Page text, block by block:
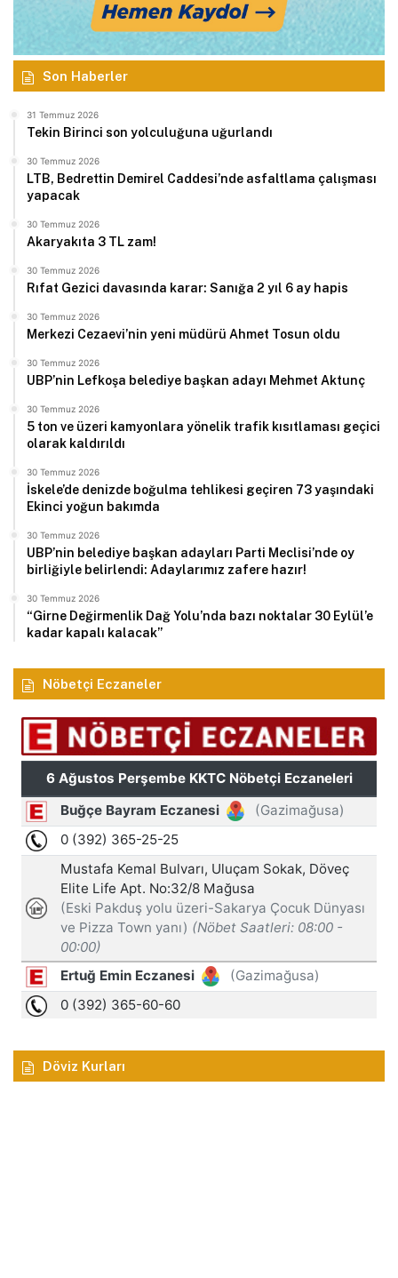
Son Haberler
31 Temmuz 2026
Tekin Birinci son yolculuğuna uğurlandı
30 Temmuz 2026
LTB, Bedrettin Demirel Caddesi’nde asfaltlama çalışması
yapacak
30 Temmuz 2026
Akaryakıta 3 TL zam!
30 Temmuz 2026
Rıfat Gezici davasında karar: Sanığa 2 yıl 6 ay hapis
30 Temmuz 2026
Merkezi Cezaevi’nin yeni müdürü Ahmet Tosun oldu
30 Temmuz 2026
UBP’nin Lefkoşa belediye başkan adayı Mehmet Aktunç
30 Temmuz 2026
5 ton ve üzeri kamyonlara yönelik trafik kısıtlaması geçici
olarak kaldırıldı
30 Temmuz 2026
İskele’de denizde boğulma tehlikesi geçiren 73 yaşındaki
Ekinci yoğun bakımda
30 Temmuz 2026
UBP’nin belediye başkan adayları Parti Meclisi’nde oy
birliğiyle belirlendi: Adaylarımız zafere hazır!
30 Temmuz 2026
“Girne Değirmenlik Dağ Yolu’nda bazı noktalar 30 Eylül’e
kadar kapalı kalacak”
Nöbetçi Eczaneler
Döviz Kurları